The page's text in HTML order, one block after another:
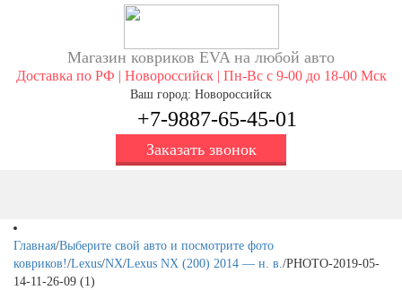
Магазин ковриков EVA ​на любой авто
Доставка по РФ | Новороссийск | Пн-Вс с 9-00 до 18-00 Мск
Ваш город: Новороссийск
+7-9887-65-45-01
Заказать звонок
Главная/Выберите свой авто и посмотрите фото
ковриков!/Lexus/NX/Lexus NX (200) 2014 — н. в./PHOTO-2019-05-
14-11-26-09 (1)